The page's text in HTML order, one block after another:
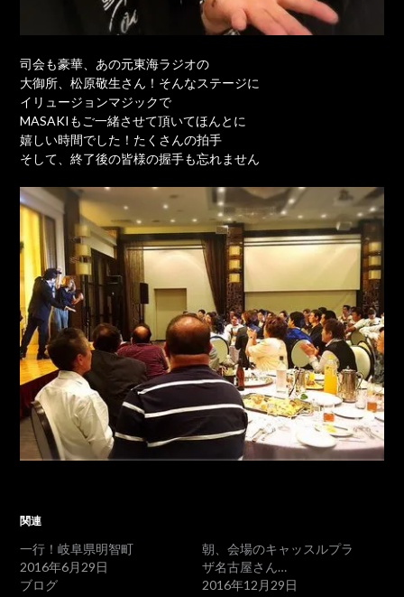
司会も豪華、あの元東海ラジオの
大御所、松原敬生さん！そんなステージに
イリュージョンマジックで
MASAKIもご一緒させて頂いてほんとに
嬉しい時間でした！たくさんの拍手
そして、終了後の皆様の握手も忘れません
関連
一行！岐阜県明智町
2016年6月29日
ブログ
朝、会場のキャッスルプラ
ザ名古屋さん…
2016年12月29日